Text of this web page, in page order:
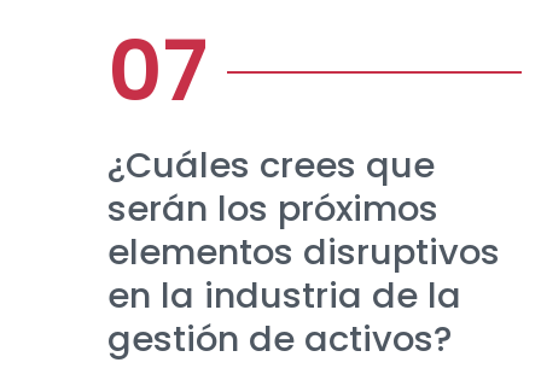
¿Cuáles crees que
serán los próximos
elementos disruptivos
en la industria de la
gestión de activos?